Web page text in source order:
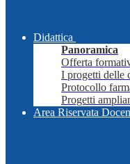
Didattica
Panoramica
Offerta
I progetti delle
Protocollo
Progetti
Area Riservata